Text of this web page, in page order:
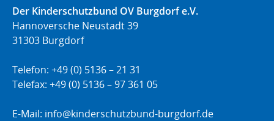
Der Kinderschutzbund OV Burgdorf e.V.
Hannoversche Neustadt 39
31303 Burgdorf
Telefon: +49 (0) 5136 – 21 31
Telefax: +49 (0) 5136 – 97 361 05
E-Mail: info@kinderschutzbund-burgdorf.de